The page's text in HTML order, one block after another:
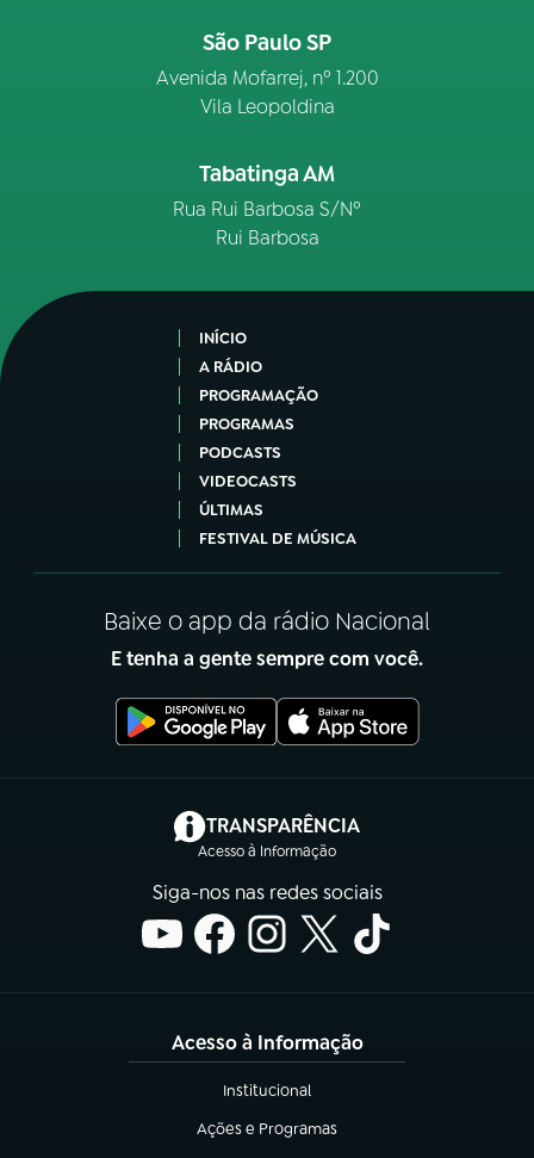
São Paulo SP
Avenida Mofarrej, nº 1.200
Vila Leopoldina
Tabatinga AM
Rua Rui Barbosa S/Nº
Rui Barbosa
INÍCIO
A RÁDIO
PROGRAMAÇÃO
PROGRAMAS
PODCASTS
VIDEOCASTS
ÚLTIMAS
FESTIVAL DE MÚSICA
Baixe o app da rádio Nacional
E tenha a gente sempre com você.
TRANSPARÊNCIA
Acesso à Informação
(abre em nova aba)
Siga-nos nas redes sociais
Acesso à Informação
Institucional
(abre em nova aba)
Ações e Programas
(abre em nova aba)